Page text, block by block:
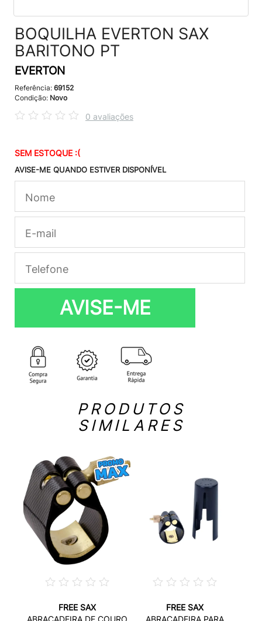
BOQUILHA EVERTON SAX
BARITONO PT
EVERTON
Referência: 69152
Condição: Novo
0 avaliações
SEM ESTOQUE :(
AVISE-ME QUANDO ESTIVER DISPONÍVEL
AVISE-ME
PRODUTOS
SIMILARES
FREE SAX
ABRAÇADEIRA DE COURO
FREE SAX
ABRAÇADEIRA PARA